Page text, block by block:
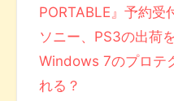
PORTABLE』予約受
ソニー、PS3の出荷
Windows 7のプロテ
れる？